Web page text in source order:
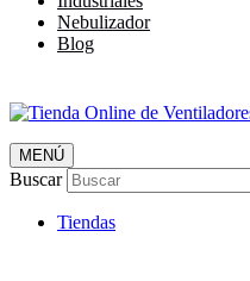
Nebulizador
Blog
Tienda Online de Ventiladores
Super Catálogo de Ofertas
MENÚ
Buscar
Tiendas